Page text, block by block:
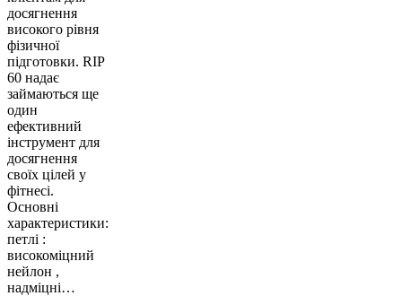
досягнення
високого рівня
фізичної
підготовки. RIP
60 надає
займаються ще
один
ефективний
інструмент для
досягнення
своїх цілей у
фітнесі.
Основні
характеристики:
петлі :
високоміцний
нейлон ,
надміцні…